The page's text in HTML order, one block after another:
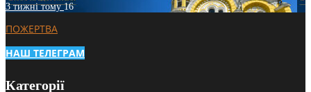
3 тижні тому16
ПОЖЕРТВА
НАШ ТЕЛЕГРАМ
Категорії